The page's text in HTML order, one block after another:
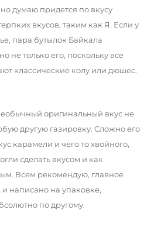
думаю придется по вкусу
вкусов, таким как Я. Если у
пара бутылок Байкала
не только его, поскольку все
классические колу или дюшес.
оригинальный вкус не
другую газировку. Сложно его
карамели и чего то хвойного,
сделать вкусом и как
Всем рекомендую, главное
написано на упаковке,
по другому.